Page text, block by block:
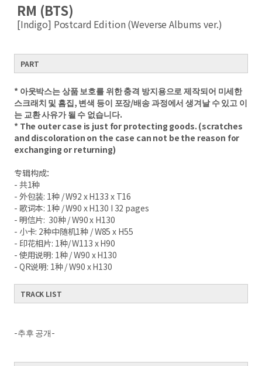
RM (BTS)
[Indigo] Postcard Edition (Weverse Albums ver.)
PART
* 아웃박스는 상품 보호를 위한 충격 방지용으로 제작되어 미세한
스크래치 및 흠집, 변색 등이 포장/배송 과정에서 생겨날 수 있고 이
는 교환 사유가 될 수 없습니다.
* The outer case is just for protecting goods. (scratches
and discoloration on the case can not be the reason for
exchanging or returning)
专辑构成：
- 共1种
- 外包装: 1种 / W92 x H133 x T16
- 歌词本: 1种 / W90 x H130 I 32 pages
- 明信片: 30种 / W90 x H130
- 小卡: 2种中随机1种 / W85 x H55
- 印花相片: 1种/ W113 x H90
- 使用说明: 1种 / W90 x H130
- QR说明: 1种 / W90 x H130
TRACK LIST
-추후 공개-